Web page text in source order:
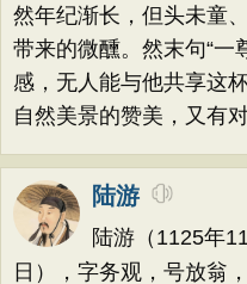
然年纪渐长，但头未童
带来的微醺。然末句“一
感，无人能与他共享这
自然美景的赞美，又有
陆游
陆游（1125年
日），字务观，号放翁